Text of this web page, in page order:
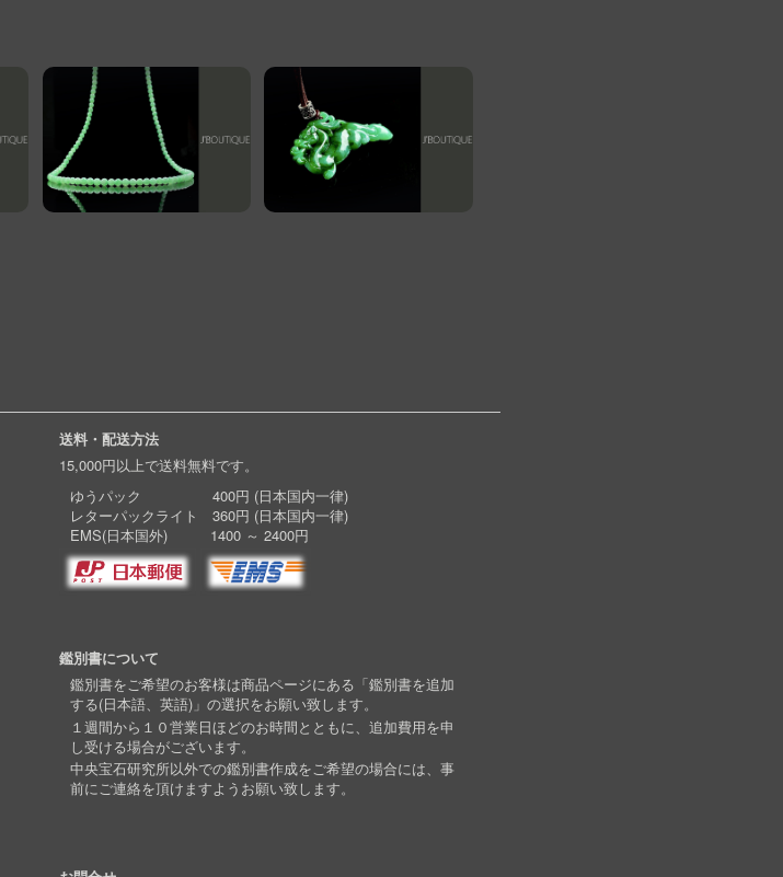
送料・配送方法
15,000円以上で送料無料です。
ゆうパック 400円 (日本国内一律)
レターパックライト 360円 (日本国内一律)
EMS(日本国外) 1400 ～ 2400円
鑑別書について
鑑別書をご希望のお客様は商品ページにある「鑑別書を追加
する(日本語、英語)」の選択をお願い致します。
１週間から１０営業日ほどのお時間とともに、追加費用を申
し受ける場合がございます。
中央宝石研究所以外での鑑別書作成をご希望の場合には、事
前にご連絡を頂けますようお願い致します。